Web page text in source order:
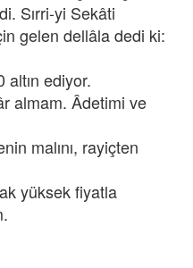
Sırri-yi Sekâti
gelen dellâla dedi ki:
ediyor.
almam. Âdetimi ve
malını, rayiçten
yüksek fiyatla